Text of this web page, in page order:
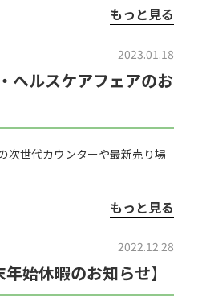
もっと見る
ヘルスケアフェアのお
2023.01.18
次世代カウンターや最新売り場
もっと見る
年始休暇のお知らせ】
2022.12.28